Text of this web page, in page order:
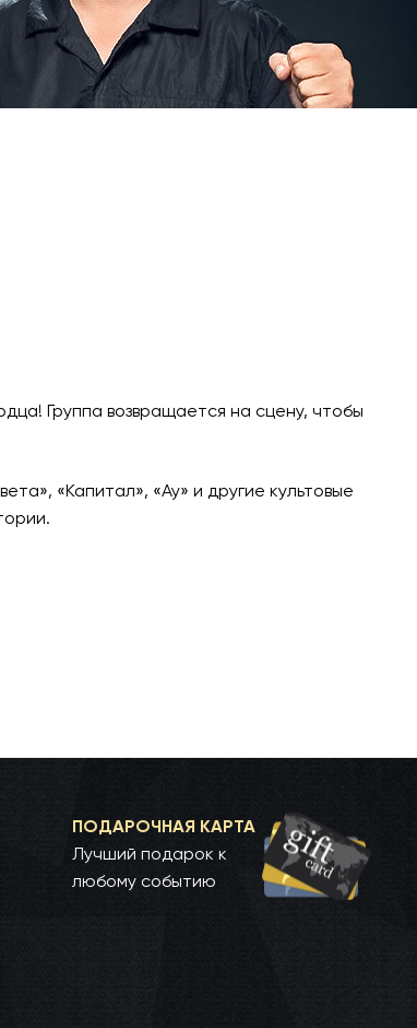
Группа возвращается на сцену, чтобы
«Капитал», «Ау» и другие культовые
ПОДАРОЧНАЯ КАРТА
Лучший подарок к
любому событию